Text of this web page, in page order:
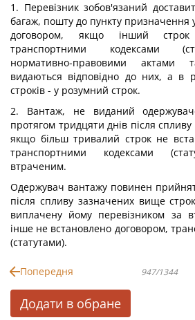
1. Перевізник зобов'язаний
багаж, пошту до пункту призначення
договором, якщо інший
транспортними кодексами
нормативно-правовими
видаються відповідно до них, а в
строків - у розумний строк.
2. Вантаж, не виданий
протягом тридцяти днів після спливу
якщо більш тривалий строк не
транспортними кодексами
втраченим.
Одержувач вантажу повинен
після спливу зазначених вище
виплачену йому перевізником за
інше не встановлено договором,
(статутами).
Попередня 947/1344
Додати в обране